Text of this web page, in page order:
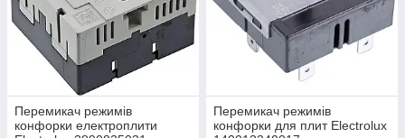
Перемикач режимів
конфорки електроплити
Перемикач режимів
конфорки для плит Electrolux